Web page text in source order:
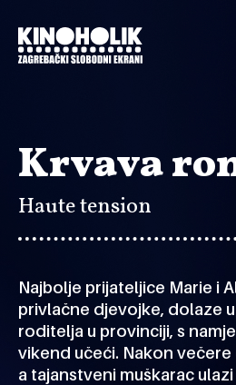
glavni
sadržaj
Krvava
Haute tension
Najbolje prijateljice Marie i
privlačne djevojke, dolaze
roditelja u provinciji, s
vikend učeći. Nakon
a tajanstveni muškarac